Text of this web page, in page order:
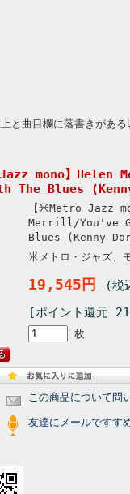
と曲目欄に落書きがある
Jazz mono】
The Blues
【米Metro Jazz
Merrill/You've
Blues (Kenny
米メトロ・ジャズ、
19,545円
(税
[ポイント還元
枚
この商品について問
友達にメールですす